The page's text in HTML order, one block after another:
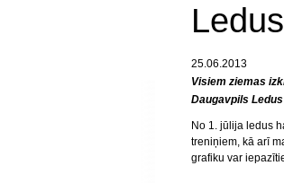
25.06.2013
Visiem ziemas
Daugavpils
No 1. jūlija ledus
treniņiem, kā arī
grafiku var